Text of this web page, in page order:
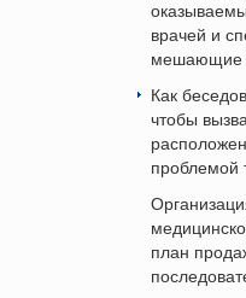
врачей и
мешающие
Как
чтобы
проблемой
план